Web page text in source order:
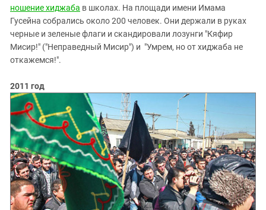
ношение хиджаба в школах. На площади имени Имама
Гусейна собрались около 200 человек. Они держали в руках
черные и зеленые флаги и скандировали лозунги "Кяфир
Мисир!" ("Неправедный Мисир") и "Умрем, но от хиджаба не
откажемся!".
2011 год